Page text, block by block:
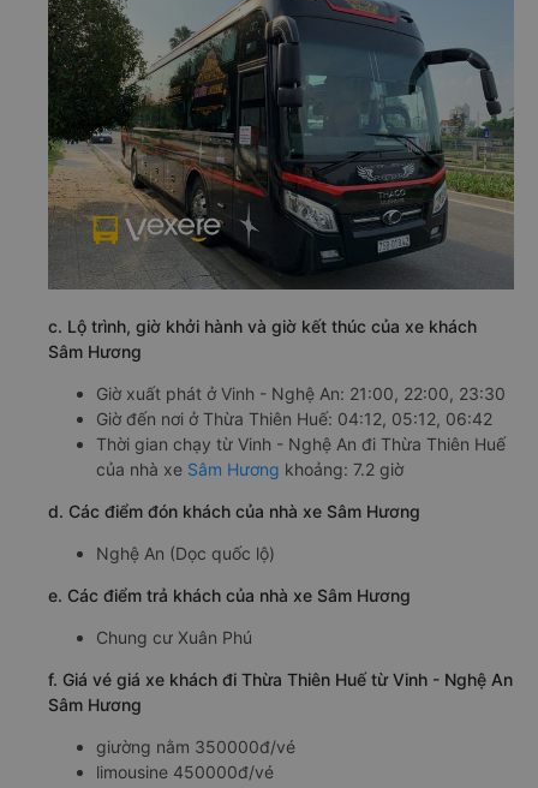
c. Lộ trình, giờ khởi hành và giờ kết thúc của xe khách
Sâm Hương
Giờ xuất phát ở Vinh - Nghệ An: 21:00, 22:00, 23:30
Giờ đến nơi ở Thừa Thiên Huế: 04:12, 05:12, 06:42
Thời gian chạy từ Vinh - Nghệ An đi Thừa Thiên Huế
của nhà xe Sâm Hương khoảng: 7.2 giờ
d. Các điểm đón khách của nhà xe Sâm Hương
Nghệ An (Dọc quốc lộ)
e. Các điểm trả khách của nhà xe Sâm Hương
Chung cư Xuân Phú
f. Giá vé giá xe khách đi Thừa Thiên Huế từ Vinh - Nghệ An
Sâm Hương
giường nằm 350000đ/vé
limousine 450000đ/vé